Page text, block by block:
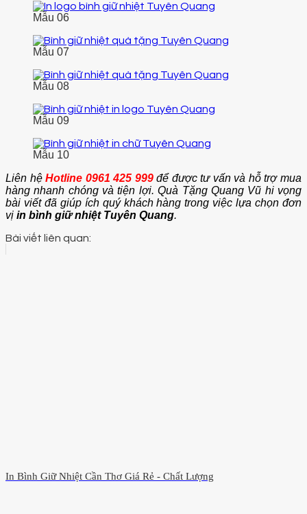
Mẫu 06
Mẫu 07
Mẫu 08
Mẫu 09
Mẫu 10
Liên hệHotline 0961 425 999để được tư vấn và hỗ trợ mua
hàng nhanh chóng và tiện lợi. Quà Tặng Quang Vũ hi vọng
bài viết đã giúp ích quý khách hàng trong việc lựa chọn đơn
vị in bình giữ nhiệt Tuyên Quang.
Bài viết liên quan:
In Bình Giữ Nhiệt Cần Thơ Giá Rẻ - Chất Lượng